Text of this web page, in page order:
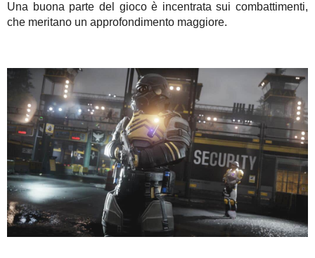
Una buona parte del gioco è incentrata sui combattimenti,
che meritano un approfondimento maggiore.